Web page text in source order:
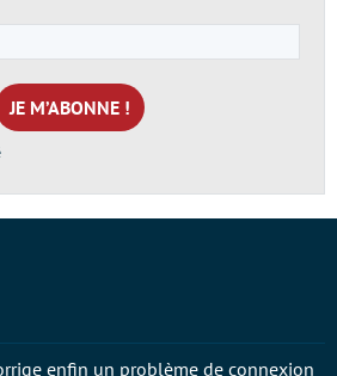
e-
mail
*
enfin un problème de connexion